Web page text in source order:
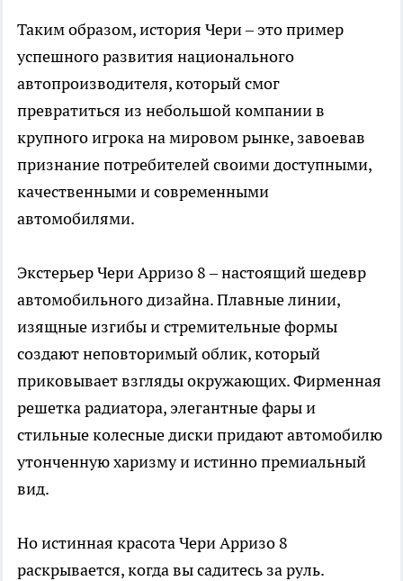
Таким образом, история Чери – это пример
успешного развития национального
автопроизводителя, который смог
превратиться из небольшой компании в
крупного игрока на мировом рынке, завоевав
признание потребителей своими доступными,
качественными и современными
автомобилями.
ЭкстерьерЧери Арризо 8– настоящий шедевр
автомобильного дизайна. Плавные линии,
изящные изгибы и стремительные формы
создают неповторимый облик, который
приковывает взгляды окружающих. Фирменная
решетка радиатора, элегантные фары и
стильные колесные диски придают автомобилю
утонченную харизму и истинно премиальный
вид.
Но истинная красота Чери Арризо 8
раскрывается, когда вы садитесь за руль.